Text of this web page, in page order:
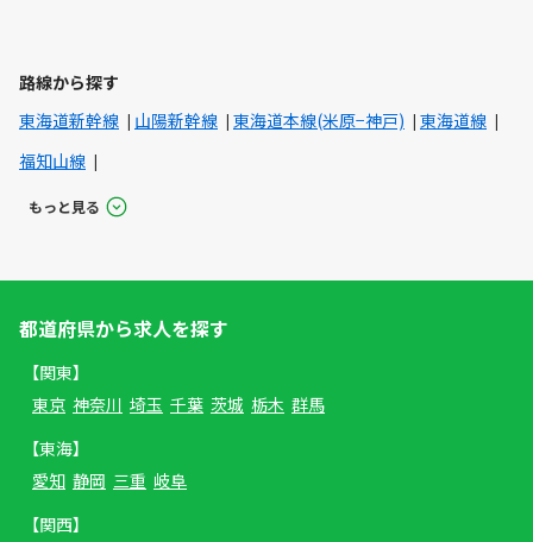
路線から探す
東海道新幹線
山陽新幹線 東海道本線(米原−神戸)
東海道線
福知山線
もっと見る
都道府県から求人を探す
【関東】
東京 神奈川 埼玉 千葉 茨城 栃木 群馬
【東海】
愛知 静岡 三重 岐阜
【関西】